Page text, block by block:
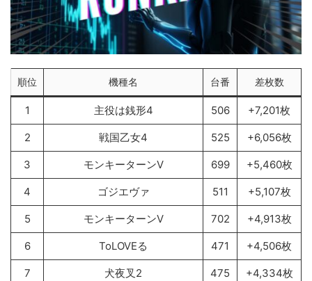
順位 機種名 台番 差枚数
1 主役は銭形4 506 +7,201枚
2 戦国乙女4 525 +6,056枚
3 モンキーターンV 699 +5,460枚
4 ゴジエヴァ 511 +5,107枚
5 モンキーターンV 702 +4,913枚
6 ToLOVEる 471 +4,506枚
7 犬夜叉2 475 +4,334枚